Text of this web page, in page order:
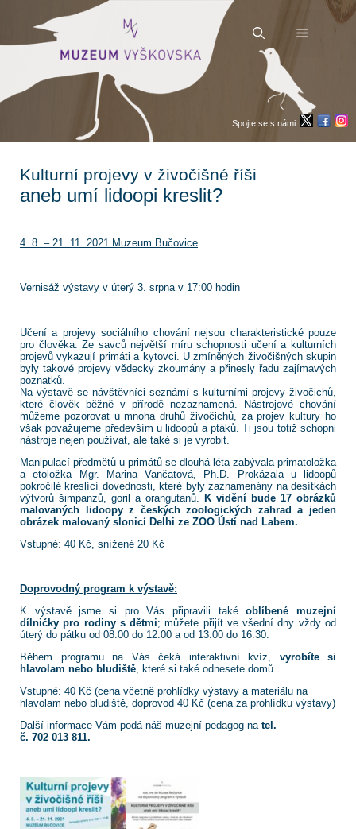
Menu
Spojte se s námi
Kulturní projevy v živočišné říši
aneb umí lidoopi kreslit?
4. 8. – 21. 11. 2021 Muzeum Bučovice
Vernisáž výstavy v úterý 3. srpna v 17:00 hodin
Učení a projevy sociálního chování nejsou charakteristické pouze
pro člověka. Ze savců největší míru schopnosti učení a kulturních
projevů vykazují primáti a kytovci. U zmíněných živočišných skupin
byly takové projevy vědecky zkoumány a přinesly řadu zajímavých
poznatků.
Na výstavě se návštěvníci seznámí s kulturními projevy živočichů,
které člověk běžně v přírodě nezaznamená. Nástrojové chování
můžeme pozorovat u mnoha druhů živočichů, za projev kultury ho
však považujeme především u lidoopů a ptáků. Ti jsou totiž schopni
nástroje nejen používat, ale také si je vyrobit.
Manipulací předmětů u primátů se dlouhá léta zabývala primatoložka
a etoložka Mgr. Marina Vančatová, Ph.D. Prokázala u lidoopů
pokročilé kreslící dovednosti, které byly zaznamenány na desítkách
výtvorů šimpanzů, goril a orangutanů. K vidění bude 17 obrázků
malovaných lidoopy z českých zoologických zahrad a jeden
obrázek malovaný slonicí Delhi ze ZOO Ústí nad Labem.
Vstupné: 40 Kč, snížené 20 Kč
Doprovodný program k výstavě:
K výstavě jsme si pro Vás připravili takéoblíbené muzejní
dílničky pro rodiny s dětmi; můžete přijít ve všední dny vždy od
úterý do pátku od 08:00 do 12:00 a od 13:00 do 16:30.
Během programu na Vás čeká interaktivní kvíz, vyrobíte si
hlavolam nebo bludiště, které si také odnesete domů.
Vstupné: 40 Kč (cena včetně prohlídky výstavy a materiálu na
hlavolam nebo bludiště, doprovod 40 Kč (cena za prohlídku výstavy)
Další informace Vám podá náš muzejní pedagog na tel.
č. 702 013 811.